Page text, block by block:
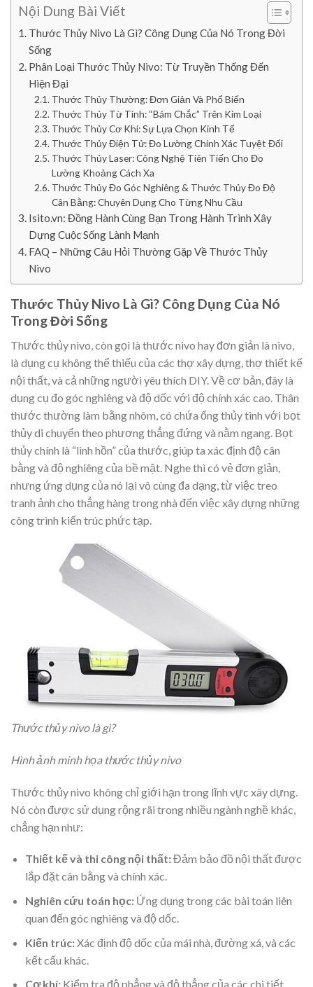
Nội Dung Bài Viết
Thước Thủy Nivo Là Gì? Công Dụng Của Nó Trong Đời
Sống
Phân Loại Thước Thủy Nivo: Từ Truyền Thống Đến
Hiện Đại
Thước Thủy Thường: Đơn Giản Và Phổ Biến
Thước Thủy Từ Tính: “Bám Chắc” Trên Kim Loại
Thước Thủy Cơ Khí: Sự Lựa Chọn Kinh Tế
Thước Thủy Điện Tử: Đo Lường Chính Xác Tuyệt Đối
Thước Thủy Laser: Công Nghệ Tiên Tiến Cho Đo
Lường Khoảng Cách Xa
Thước Thủy Đo Góc Nghiêng & Thước Thủy Đo Độ
Cân Bằng: Chuyên Dụng Cho Từng Nhu Cầu
Isito.vn: Đồng Hành Cùng Bạn Trong Hành Trình Xây
Dựng Cuộc Sống Lành Mạnh
FAQ – Những Câu Hỏi Thường Gặp Về Thước Thủy
Nivo
Thước Thủy Nivo Là Gì? Công Dụng Của Nó
Trong Đời Sống
Thước thủy nivo, còn gọi là thước nivo hay đơn giản là nivo,
là dụng cụ không thể thiếu của các thợ xây dựng, thợ thiết kế
nội thất, và cả những người yêu thích DIY. Về cơ bản, đây là
dụng cụ đo góc nghiêng và độ dốc với độ chính xác cao. Thân
thước thường làm bằng nhôm, có chứa ống thủy tinh với bọt
thủy di chuyển theo phương thẳng đứng và nằm ngang. Bọt
thủy chính là “linh hồn” của thước, giúp ta xác định độ cân
bằng và độ nghiêng của bề mặt. Nghe thì có vẻ đơn giản,
nhưng ứng dụng của nó lại vô cùng đa dạng, từ việc treo
tranh ảnh cho thẳng hàng trong nhà đến việc xây dựng những
công trình kiến trúc phức tạp.
Thước thủy nivo là gì?
Hình ảnh minh họa thước thủy nivo
Thước thủy nivo không chỉ giới hạn trong lĩnh vực xây dựng.
Nó còn được sử dụng rộng rãi trong nhiều ngành nghề khác,
chẳng hạn như:
Thiết kế và thi công nội thất:Đảm bảo đồ nội thất được
lắp đặt cân bằng và chính xác.
Nghiên cứu toán học:Ứng dụng trong các bài toán liên
quan đến góc nghiêng và độ dốc.
Kiến trúc:Xác định độ dốc của mái nhà, đường xá, và các
kết cấu khác.
Cơ khí:Kiểm tra độ phẳng và độ thẳng của các chi tiết